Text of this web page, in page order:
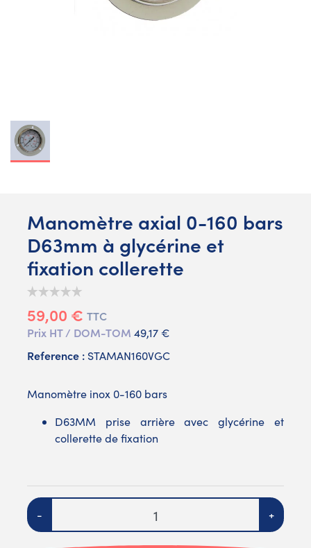
Manomètre axial 0-160 bars
D63mm à glycérine et
fixation collerette
59,00 € TTC
Prix HT / DOM-TOM 49,17 €
Reference : STAMAN160VGC
Manomètre inox 0-160 bars
D63MM prise arrière avec glycérine et
collerette de fixation
Quantité
- +